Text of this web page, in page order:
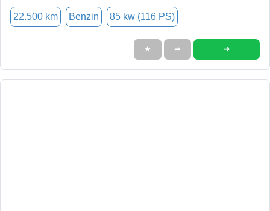
22.500 km Benzin 85 kw (116 PS)
★ ➦ ➜